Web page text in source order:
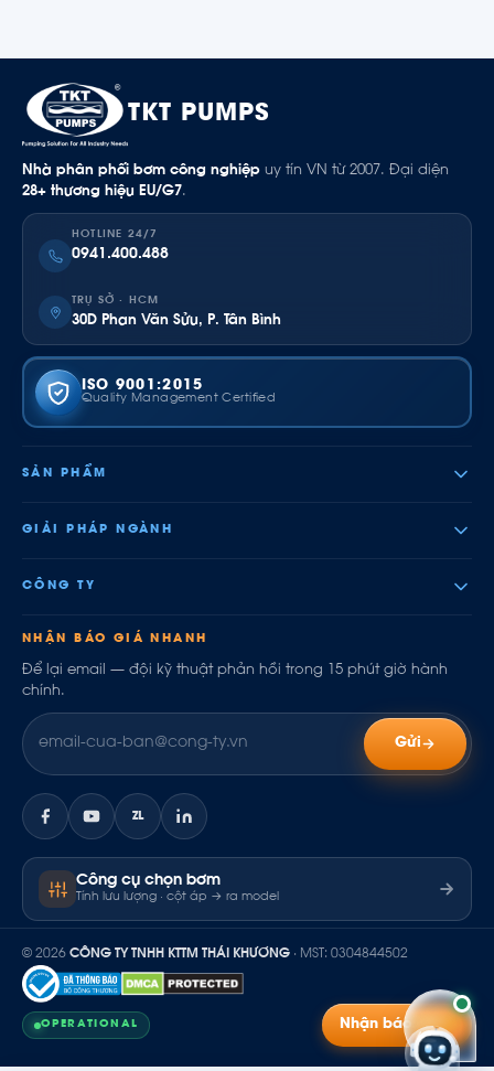
TKT PUMPS
Nhà phân phối bơm công nghiệp uy tín VN từ 2007. Đại diện
28+ thương hiệu EU/G7.
HOTLINE 24/7
0941.400.488
TRỤ SỞ · HCM
30D Phan Văn Sửu, P. Tân Bình
ISO 9001:2015
Quality Management Certified
SẢN PHẨM
GIẢI PHÁP NGÀNH
CÔNG TY
NHẬN BÁO GIÁ NHANH
Để lại email — đội kỹ thuật phản hồi trong 15 phút giờ hành
chính.
Gửi
ZL
Công cụ chọn bơm
Tính lưu lượng · cột áp → ra model
© 2026 CÔNG TY TNHH KTTM THÁI KHƯƠNG · MST: 0304844502
OPERATIONAL Nhận báo giá